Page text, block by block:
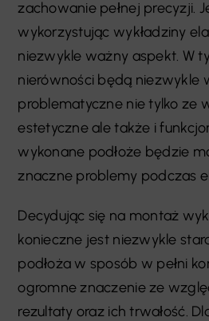
zachowanie pełnej precyzji.
wykorzystując wykładziny
niezwykle ważny aspekt. W
nierówności będą niezwykle
problematyczne nie tylko ze
estetyczne ale także i
wykonane podłoże będzie
znaczne problemy podczas
Decydując się na montaż
konieczne jest niezwykle
podłoża w sposób w pełni
ogromne znaczenie ze
rezultaty oraz ich trwałość.